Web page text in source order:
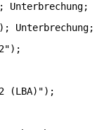
Unterbrechung;
(LBA)");